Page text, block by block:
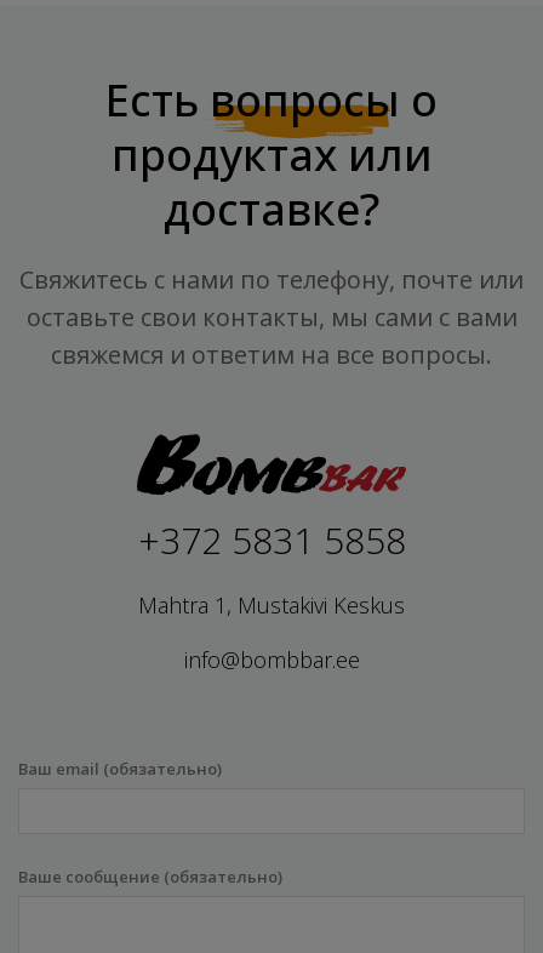
Есть вопросы о
продуктах или
доставке?
Свяжитесь с нами по телефону, почте или
оставьте свои контакты, мы сами с вами
свяжемся и ответим на все вопросы.
+372 5831 5858
Mahtra 1, Mustakivi Keskus
info@bombbar.ee
Ваш email (обязательно)
Ваше сообщение (обязательно)